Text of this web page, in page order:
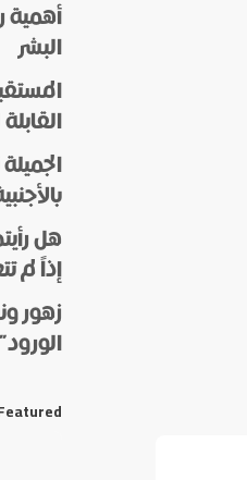
أهمية
البشر
هل
إذاً لم
زهور